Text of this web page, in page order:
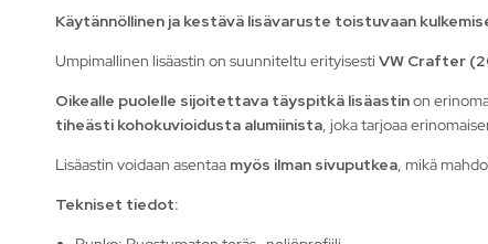
Käytännöllinen ja kestävä lisävaruste toistuvaan
Umpimallinen lisäastin on suunniteltu erityisesti VW Crafter
Oikealle puolelle sijoitettava täyspitkä lisäastinon
tiheästi kohokuvioidusta alumiinista , joka tarjoaa
Lisäastin voidaan asentaa myös ilman sivuputkea , mikä
Tekniset tiedot: